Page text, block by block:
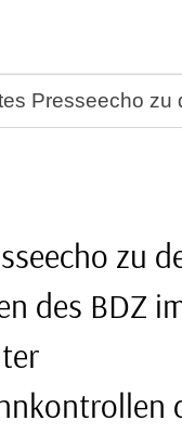
Presseecho zu
zu
des BDZ